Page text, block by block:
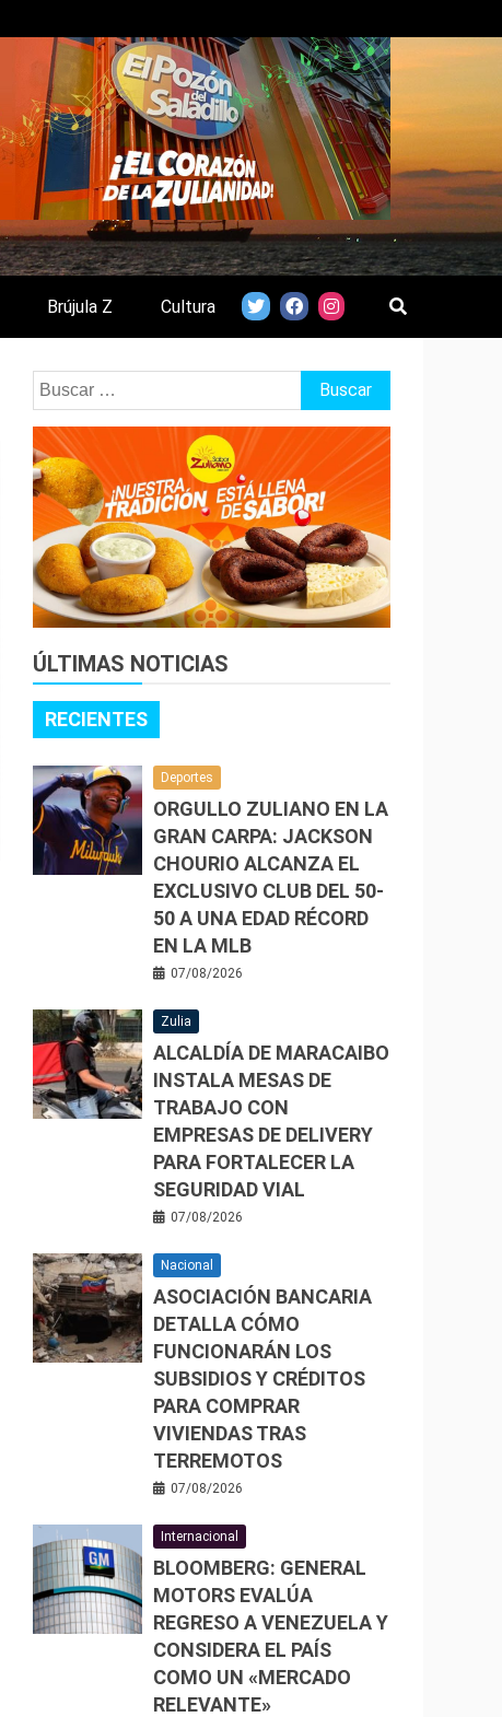
Brújula Z Cultura
Buscar:
ÚLTIMAS NOTICIAS
RECIENTES
Deportes
ORGULLO ZULIANO EN LA
GRAN CARPA: JACKSON
CHOURIO ALCANZA EL
EXCLUSIVO CLUB DEL 50-
50 A UNA EDAD RÉCORD
EN LA MLB
07/08/2026
Zulia
ALCALDÍA DE MARACAIBO
INSTALA MESAS DE
TRABAJO CON
EMPRESAS DE DELIVERY
PARA FORTALECER LA
SEGURIDAD VIAL
07/08/2026
Nacional
ASOCIACIÓN BANCARIA
DETALLA CÓMO
FUNCIONARÁN LOS
SUBSIDIOS Y CRÉDITOS
PARA COMPRAR
VIVIENDAS TRAS
TERREMOTOS
07/08/2026
Internacional
BLOOMBERG: GENERAL
MOTORS EVALÚA
REGRESO A VENEZUELA Y
CONSIDERA EL PAÍS
COMO UN «MERCADO
RELEVANTE»